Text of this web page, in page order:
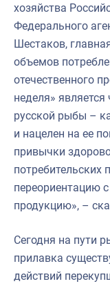
хозяйства
Федерального
Шестаков,
объемов
отечественного
неделя»
русской рыбы –
и нацелен на ее
привычки
потребительских
переориентацию
продукцию», –
Сегодня на пути
прилавка
действий